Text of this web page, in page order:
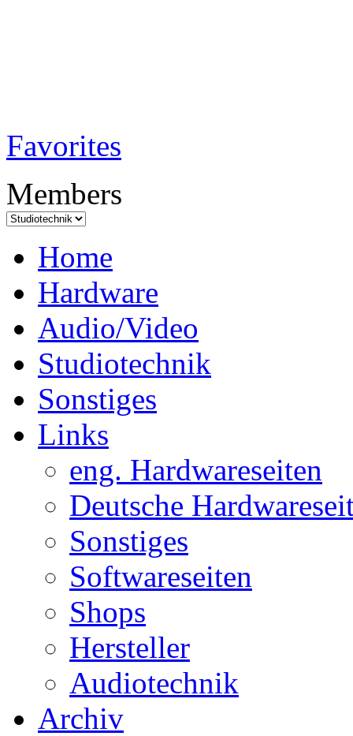
Favorites
Members
Home
Hardware
Audio/Video
Studiotechnik
Sonstiges
Links
eng. Hardwareseiten
Deutsche
Sonstiges
Softwareseiten
Shops
Hersteller
Audiotechnik
Archiv